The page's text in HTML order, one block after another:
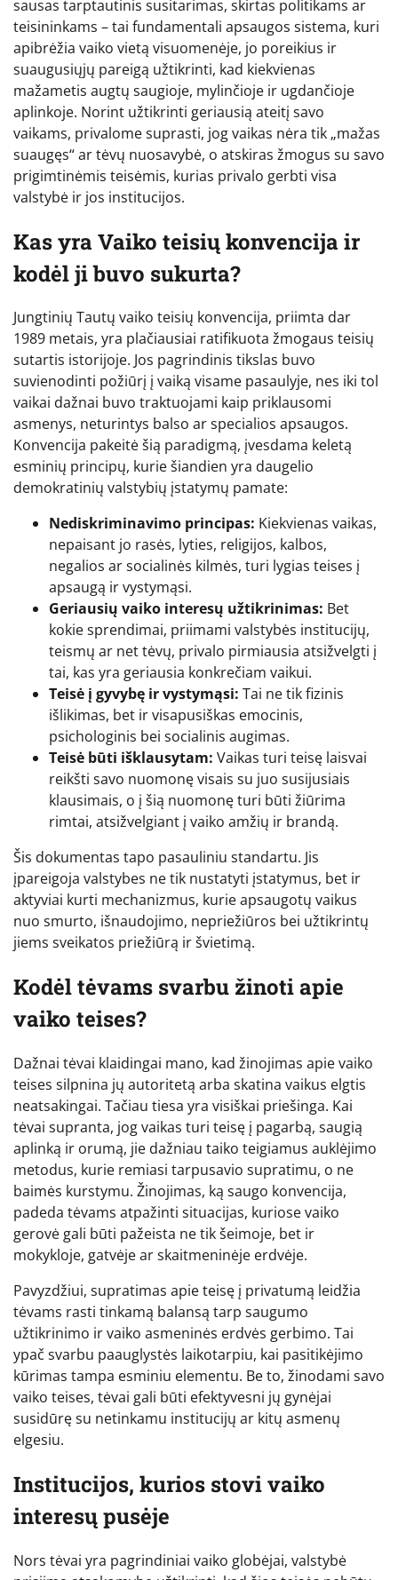
sausas tarptautinis susitarimas, skirtas politikams ar
teisininkams – tai fundamentali apsaugos sistema, kuri
apibrėžia vaiko vietą visuomenėje, jo poreikius ir
suaugusiųjų pareigą užtikrinti, kad kiekvienas
mažametis augtų saugioje, mylinčioje ir ugdančioje
aplinkoje. Norint užtikrinti geriausią ateitį savo
vaikams, privalome suprasti, jog vaikas nėra tik „mažas
suaugęs“ ar tėvų nuosavybė, o atskiras žmogus su savo
prigimtinėmis teisėmis, kurias privalo gerbti visa
valstybė ir jos institucijos.
Kas yra Vaiko teisių konvencija ir
kodėl ji buvo sukurta?
Jungtinių Tautų vaiko teisių konvencija, priimta dar
1989 metais, yra plačiausiai ratifikuota žmogaus teisių
sutartis istorijoje. Jos pagrindinis tikslas buvo
suvienodinti požiūrį į vaiką visame pasaulyje, nes iki tol
vaikai dažnai buvo traktuojami kaip priklausomi
asmenys, neturintys balso ar specialios apsaugos.
Konvencija pakeitė šią paradigmą, įvesdama keletą
esminių principų, kurie šiandien yra daugelio
demokratinių valstybių įstatymų pamate:
Nediskriminavimo principas: Kiekvienas vaikas,
nepaisant jo rasės, lyties, religijos, kalbos,
negalios ar socialinės kilmės, turi lygias teises į
apsaugą ir vystymąsi.
Geriausių vaiko interesų užtikrinimas: Bet
kokie sprendimai, priimami valstybės institucijų,
teismų ar net tėvų, privalo pirmiausia atsižvelgti į
tai, kas yra geriausia konkrečiam vaikui.
Teisė į gyvybę ir vystymąsi: Tai ne tik fizinis
išlikimas, bet ir visapusiškas emocinis,
psichologinis bei socialinis augimas.
Teisė būti išklausytam: Vaikas turi teisę laisvai
reikšti savo nuomonę visais su juo susijusiais
klausimais, o į šią nuomonę turi būti žiūrima
rimtai, atsižvelgiant į vaiko amžių ir brandą.
Šis dokumentas tapo pasauliniu standartu. Jis
įpareigoja valstybes ne tik nustatyti įstatymus, bet ir
aktyviai kurti mechanizmus, kurie apsaugotų vaikus
nuo smurto, išnaudojimo, nepriežiūros bei užtikrintų
jiems sveikatos priežiūrą ir švietimą.
Kodėl tėvams svarbu žinoti apie
vaiko teises?
Dažnai tėvai klaidingai mano, kad žinojimas apie vaiko
teises silpnina jų autoritetą arba skatina vaikus elgtis
neatsakingai. Tačiau tiesa yra visiškai priešinga. Kai
tėvai supranta, jog vaikas turi teisę į pagarbą, saugią
aplinką ir orumą, jie dažniau taiko teigiamus auklėjimo
metodus, kurie remiasi tarpusavio supratimu, o ne
baimės kurstymu. Žinojimas, ką saugo konvencija,
padeda tėvams atpažinti situacijas, kuriose vaiko
gerovė gali būti pažeista ne tik šeimoje, bet ir
mokykloje, gatvėje ar skaitmeninėje erdvėje.
Pavyzdžiui, supratimas apie teisę į privatumą leidžia
tėvams rasti tinkamą balansą tarp saugumo
užtikrinimo ir vaiko asmeninės erdvės gerbimo. Tai
ypač svarbu paauglystės laikotarpiu, kai pasitikėjimo
kūrimas tampa esminiu elementu. Be to, žinodami savo
vaiko teises, tėvai gali būti efektyvesni jų gynėjai
susidūrę su netinkamu institucijų ar kitų asmenų
elgesiu.
Institucijos, kurios stovi vaiko
interesų pusėje
Nors tėvai yra pagrindiniai vaiko globėjai, valstybė